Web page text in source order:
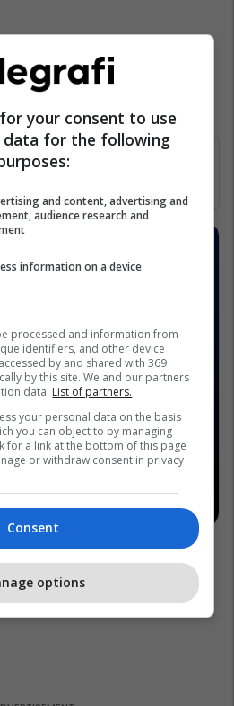
rks.com
44 888 444
your consent to use
data for the following
and content, advertising and
audience research and
information on a device
processed and information from
identifiers, and other device
by and shared with 369
by this site. We and our partners
data. List of partners.
your personal data on the basis
you can object to by managing
for a link at the bottom of this page
or withdraw consent in privacy
Consent
options